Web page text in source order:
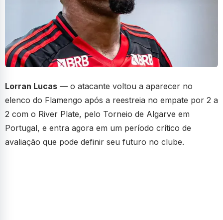
Lorran Lucas — o atacante voltou a aparecer no
elenco do Flamengo após a reestreia no empate por 2 a
2 com o River Plate, pelo Torneio de Algarve em
Portugal, e entra agora em um período crítico de
avaliação que pode definir seu futuro no clube.